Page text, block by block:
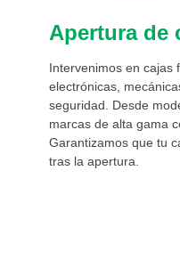
Apertura de
Intervenimos en cajas
electrónicas,
seguridad. Desde
marcas de alta gama
Garantizamos que tu
tras la apertura.